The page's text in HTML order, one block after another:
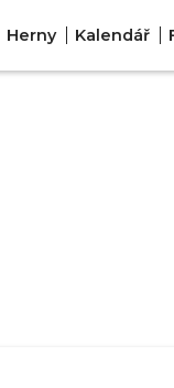
Herny Kalendář